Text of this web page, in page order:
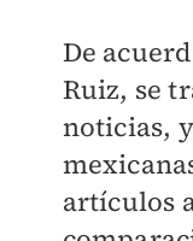
De
Ruiz, se
noticias,
artículos